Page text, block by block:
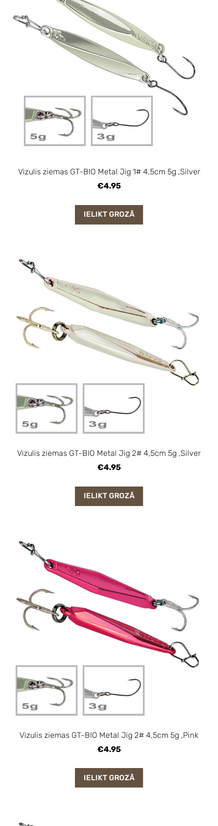
Vizulis ziemas GT-BIO Metal Jig 1# 4,5cm 5g ,Silver
€4.95
IELIKT GROZĀ
Vizulis ziemas GT-BIO Metal Jig 2# 4,5cm 5g ,Silver
€4.95
IELIKT GROZĀ
Vizulis ziemas GT-BIO Metal Jig 2# 4,5cm 5g ,Pink
€4.95
IELIKT GROZĀ